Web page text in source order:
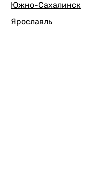
Южно-Сахалинск
Ярославль